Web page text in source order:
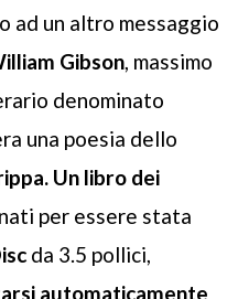
ad un altro messaggio
Gibson , massimo
denominato
una poesia dello
Un libro dei
per essere stata
da 3.5 pollici,
automaticamente